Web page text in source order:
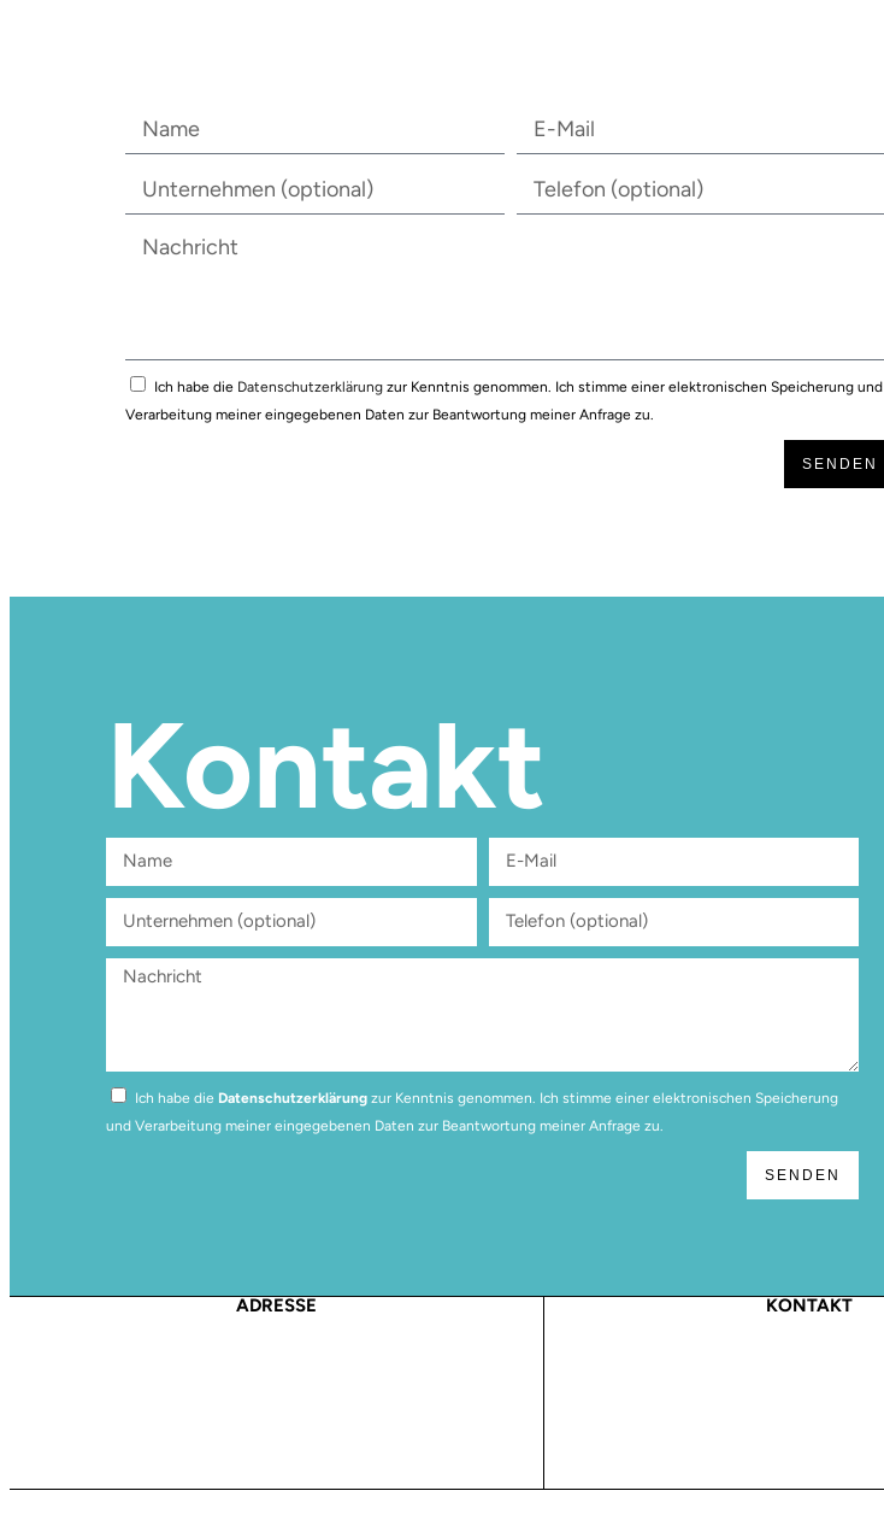
Ich habe die Datenschutzerklärung zur Kenntnis genommen. Ich stimme einer elektronischen Speicherung und
Verarbeitung meiner eingegebenen Daten zur Beantwortung meiner Anfrage zu.
SENDEN
Kontakt
Ich habe die Datenschutzerklärung zur Kenntnis genommen. Ich stimme einer elektronischen Speicherung
und Verarbeitung meiner eingegebenen Daten zur Beantwortung meiner Anfrage zu.
SENDEN
ADRESSE KONTAKT